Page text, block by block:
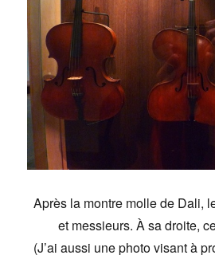
Après la montre molle de Dali,
et messieurs. À sa droite,
(J’ai aussi une photo visant à